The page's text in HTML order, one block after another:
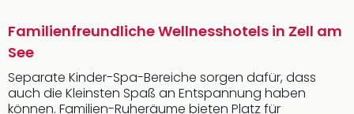
Familienfreundliche Wellnesshotels in Zell am
See
Separate Kinder-Spa-Bereiche sorgen dafür, dass
auch die Kleinsten Spaß an Entspannung haben
können. Familien-Ruheräume bieten Platz für